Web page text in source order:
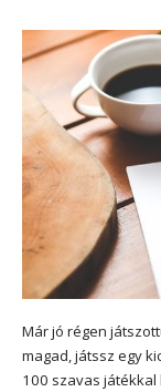
Már jó régen
magad, játssz egy
100 szavas